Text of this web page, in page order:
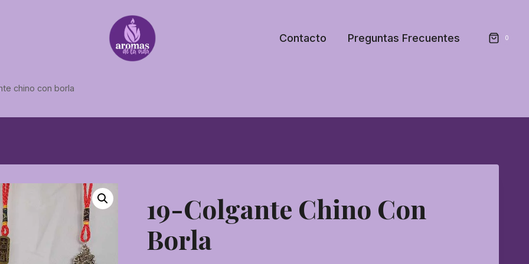
Contacto Preguntas Frecuentes 0
chino con borla
19-Colgante Chino Con
Borla